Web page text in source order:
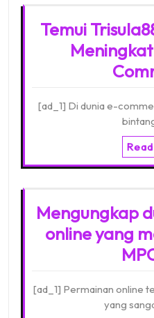
Temui
[ad_1] Di dunia e-
Mengungkap
online yang
[ad_1] Permainan online
yang